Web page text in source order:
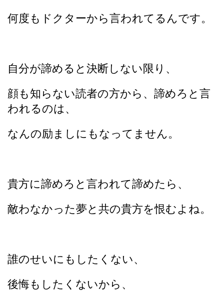
何度もドクターから言われてるんです。
自分が諦めると決断しない限り、
顔も知らない読者の方から、諦めろと言
われるのは、
なんの励ましにもなってません。
貴方に諦めろと言われて諦めたら、
敵わなかった夢と共の貴方を恨むよね。
誰のせいにもしたくない、
後悔もしたくないから、